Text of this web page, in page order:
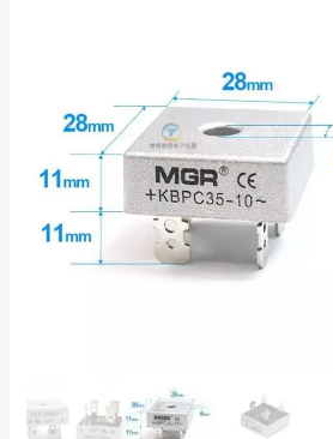
Diodo
rectificador
cantidad